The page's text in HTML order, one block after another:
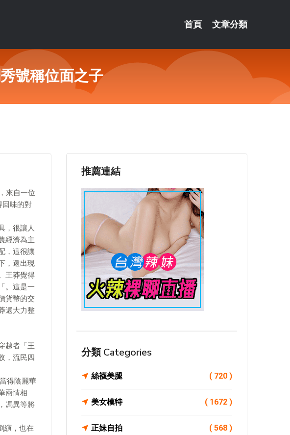
首頁 文章分類
號稱位面之子
來自一位
回味的對
，很讓人
經濟為主
，這很讓
，還出現
王莽覺得
。這是一
貨幣的交
還大力整
越者「王
，流民四
得陰麗華
兩情相
馮異等將
縯，也在
推薦連結
分類 Categories
絲襪美腿 ( 720 )
美女模特 ( 1672 )
正妹自拍 ( 568 )